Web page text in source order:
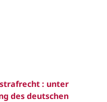
: unter
des deutschen